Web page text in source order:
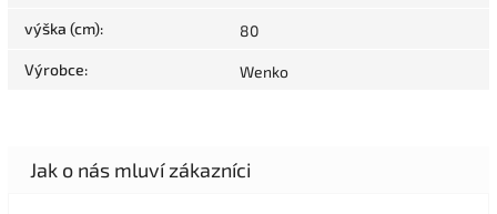
výška (cm): 80
Výrobce: Wenko